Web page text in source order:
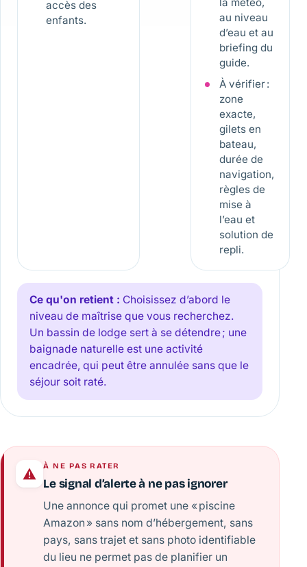
accès des
enfants.
au niveau
d’eau et au
briefing du
guide.
À vérifier :
zone
exacte,
gilets en
bateau,
durée de
navigation,
règles de
mise à
l’eau et
solution de
repli.
Ce qu'on retient : Choisissez d’abord le
niveau de maîtrise que vous recherchez.
Un bassin de lodge sert à se détendre ; une
baignade naturelle est une activité
encadrée, qui peut être annulée sans que le
séjour soit raté.
À NE PAS RATER
Le signal d’alerte à ne pas ignorer
Une annonce qui promet une « piscine
Amazon » sans nom d’hébergement, sans
pays, sans trajet et sans photo identifiable
du lieu ne permet pas de planifier un